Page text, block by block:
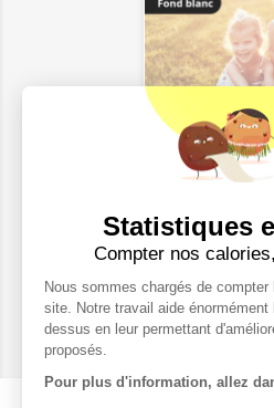
Ticket
Statistiques
Compter nos
Nous sommes chargés de
site. Notre travail aide
dessus en leur permettant
proposés.
Pour plus d'information, allez